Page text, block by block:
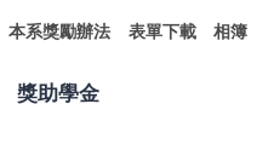
本系獎勵辦法 表單下載 相簿
獎助學金